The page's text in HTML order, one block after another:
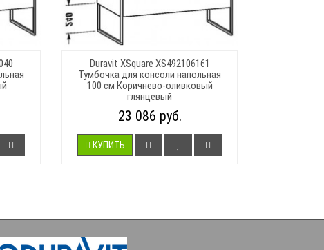
Duravit XSquare XS492106161
Тумбочка для консоли напольная
100 см Коричнево-оливковый
глянцевый
23 086 руб.
КУПИТЬ